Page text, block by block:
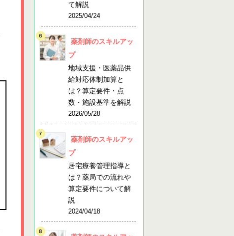
て解説
2025/04/24
薬剤師のスキルアッ
プ
地域支援・医薬品供
給対応体制加算と
は？算定要件・点
数・施設基準を解説
2026/05/28
薬剤師のスキルアッ
プ
居宅療養管理指導と
は？薬局での流れや
算定要件について解
説
2024/04/18